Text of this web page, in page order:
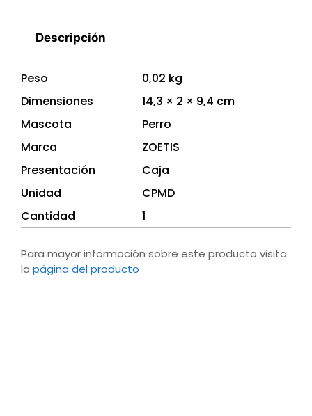
Descripción
Peso
0,02 kg
Dimensiones
14,3 × 2 × 9,4 cm
Mascota
Perro
Marca
ZOETIS
Presentación
Caja
Unidad
CPMD
Cantidad
1
Para mayor información sobre este producto visita
la página del producto